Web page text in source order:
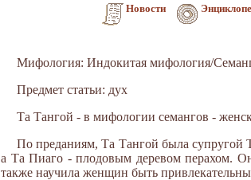
Новости
Мифология: Индокитая мифология/
Предмет статьи: дух
Та Тангой - в мифологии семангов -
По преданиям, Та Тангой была супругой
а Та Пиаго - плодовым деревом перахом.
также научила женщин быть